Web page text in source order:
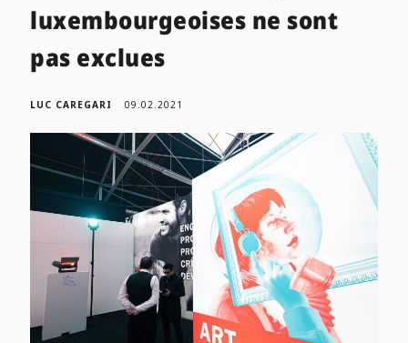
luxembourgeoises ne sont
pas exclues
LUC CAREGARI 09.02.2021